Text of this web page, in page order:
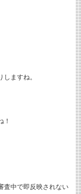
ますね。
！
査中で即反映されない